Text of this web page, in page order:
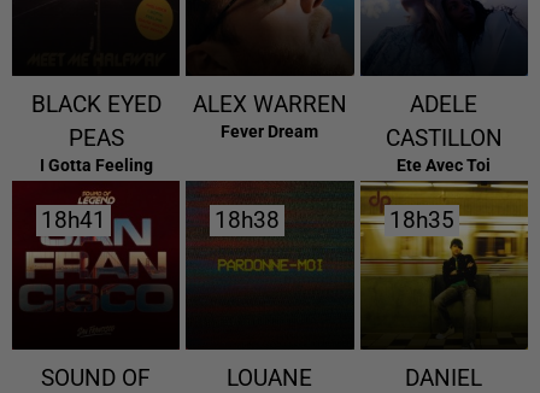
BLACK EYED
PEAS
I Gotta Feeling
ALEX WARREN
Fever Dream
ADELE
CASTILLON
Ete Avec Toi
18h41
18h41
SOUND OF
18h38
18h38
LOUANE
18h35
18h35
DANIEL